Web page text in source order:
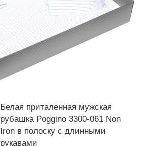
Белая приталенная мужская
рубашка Poggino 3300-061 Non
Iron в полоску с длинными
рукавами